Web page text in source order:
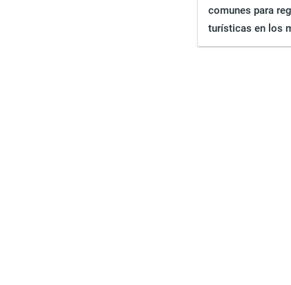
comunes para
turísticas en los